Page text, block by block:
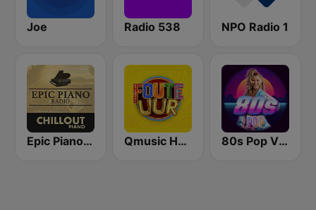
Joe Radio 538 NPO Radio 1
Epic Piano - CHILLOUT PIANO Qmusic Het Foute Uur 80s Pop Vibes